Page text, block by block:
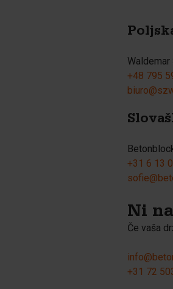
+48 795
+31 6 13
Ni
Če vaša
+31 72